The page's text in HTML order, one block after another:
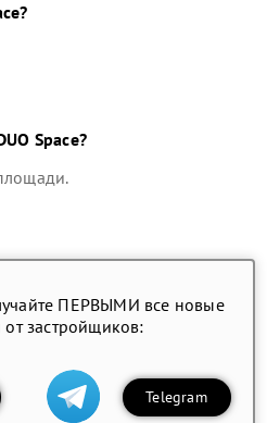
?
Space?
.
ПЕРВЫМИ все новые
застройщиков:
Telegram